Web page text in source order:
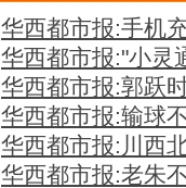
华西都市报:手机
华西都市报:"小灵
华西都市报:郭跃
华西都市报:输球
华西都市报:川西
华西都市报:老朱